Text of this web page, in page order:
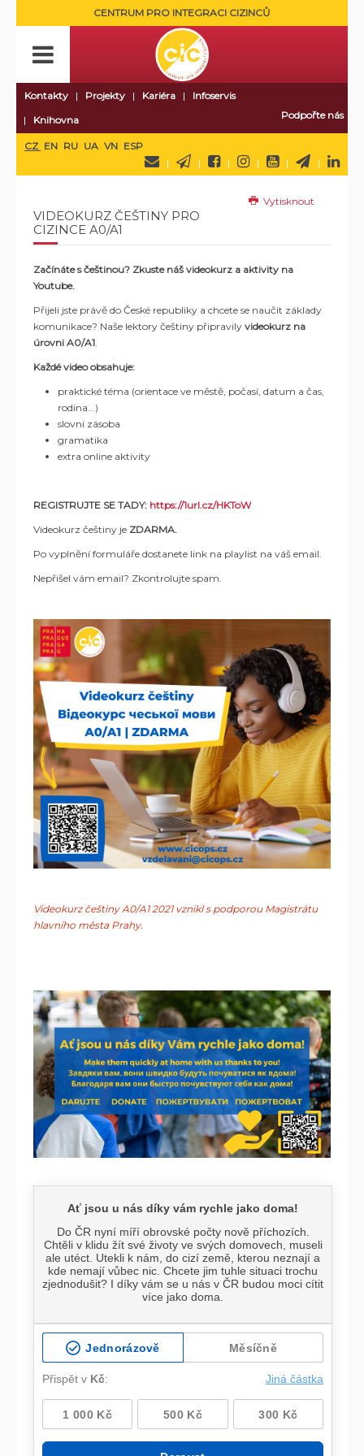
CENTRUM PRO INTEGRACI CIZINCŮ
Kontakty Projekty Kariéra
Infoservis
Knihovna
Podpořte nás
CZ EN RU UA VN ESP
Vytisknout
VIDEOKURZ ČEŠTINY PRO
CIZINCE A0/A1
Začínáte s češtinou? Zkuste náš videokurz a aktivity na
Youtube.
Přijeli jste právě do České republiky a chcete se naučit základy
komunikace? Naše lektory češtiny připravily videokurz na
úrovni A0/A1.
Každé video obsahuje:
praktické téma (orientace ve městě, počasí, datum a čas,
rodina...)
slovní zásoba
gramatika
extra online aktivity
REGISTRUJTE SE TADY: https://1url.cz/HKToW
Videokurz češtiny je ZDARMA.
Po vyplnění formuláře dostanete link na playlist na váš email.
Nepřišel vám email? Zkontrolujte spam.
Videokurz češtiny A0/A1 2021 vznikl s podporou Magistrátu
hlavního města Prahy.